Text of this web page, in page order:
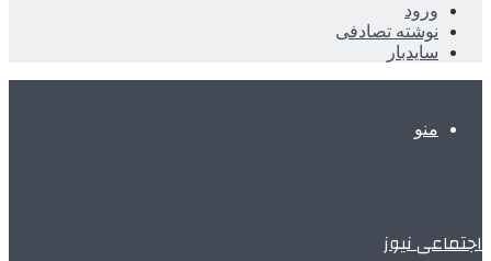
ورود
نوشته تصادفی
سایدبار
منو
اجتماعی نیوز